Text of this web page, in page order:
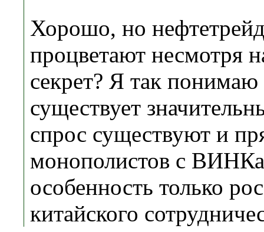
Хорошо, но
процветают
секрет? Я так понимаю
существует
спрос существуют и
монополистов с
особенность только
китайского